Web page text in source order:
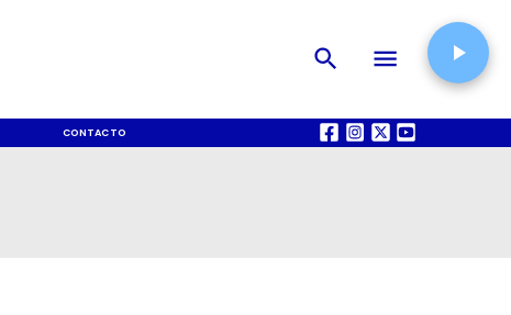
CONTACTO QUIÉNES SOMOS